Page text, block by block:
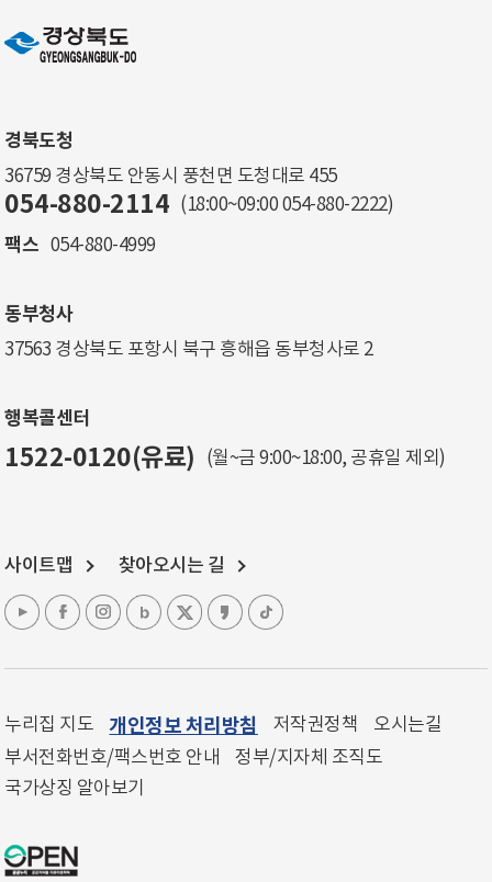
경북도청
36759 경상북도 안동시 풍천면 도청대로 455
054-880-2114 (18:00~09:00 054-880-2222)
팩스 054-880-4999
동부청사
37563 경상북도 포항시 북구 흥해읍 동부청사로 2
행복콜센터
1522-0120(유료) (월~금 9:00~18:00, 공휴일 제외)
사이트맵 찾아오시는 길
누리집 지도 개인정보 처리방침 저작권정책
오시는길
부서전화번호/팩스번호 안내
정부/지자체 조직도
국가상징 알아보기